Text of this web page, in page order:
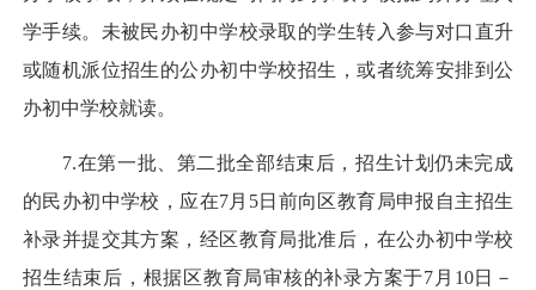
学手续。未被民办初中学校录取的学生转入参与对口直升
或随机派位招生的公办初中学校招生，或者统筹安排到公
办初中学校就读。
7.在第一批、第二批全部结束后，招生计划仍未完成
的民办初中学校，应在7月5日前向区教育局申报自主招生
补录并提交其方案，经区教育局批准后，在公办初中学校
招生结束后，根据区教育局审核的补录方案于7月10日－